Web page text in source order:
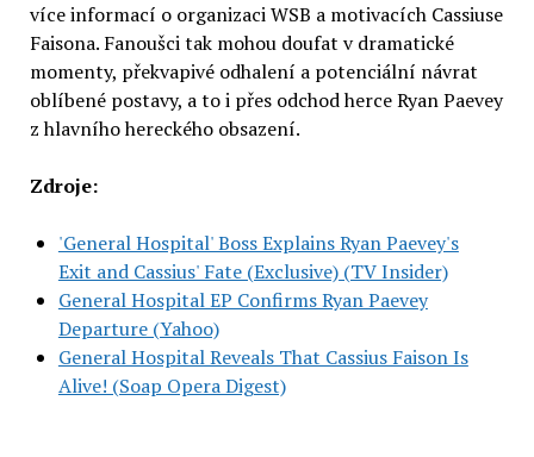
více informací o organizaci WSB a motivacích Cassiuse
Faisona. Fanoušci tak mohou doufat v dramatické
momenty, překvapivé odhalení a potenciální návrat
oblíbené postavy, a to i přes odchod herce Ryan Paevey
z hlavního hereckého obsazení.
Zdroje:
'General Hospital' Boss Explains Ryan Paevey's
Exit and Cassius' Fate (Exclusive) (TV Insider)
General Hospital EP Confirms Ryan Paevey
Departure (Yahoo)
General Hospital Reveals That Cassius Faison Is
Alive! (Soap Opera Digest)